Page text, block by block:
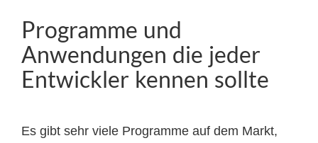
Programme und
Anwendungen die jeder
Entwickler kennen sollte
Es gibt sehr viele Programme auf dem Markt,